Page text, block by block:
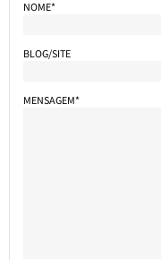
NOME*
BLOG/SITE
MENSAGEM*